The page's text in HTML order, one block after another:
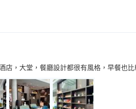
店，大堂，餐廳設計都很有風格，早餐也